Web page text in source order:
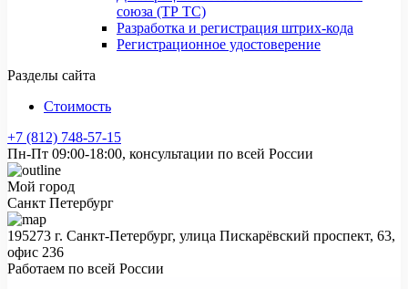
союза (ТР ТС)
Разработка и регистрация штрих-кода
Регистрационное удостоверение
Разделы сайта
Стоимость
+7 (812) 748-57-15
Пн-Пт 09:00-18:00, консультации по всей России
Мой город
Санкт Петербург
195273 г. Санкт-Петербург, улица Пискарёвский проспект, 63,
офис 236
Работаем по всей России